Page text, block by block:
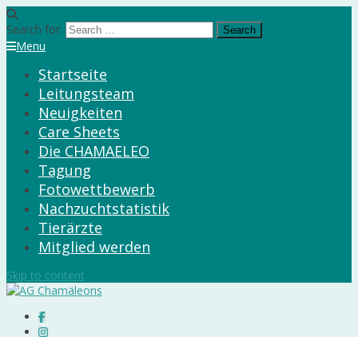
Search for:
Menu
Startseite
Leitungsteam
Neuigkeiten
Care Sheets
Die CHAMAELEO
Tagung
Fotowettbewerb
Nachzuchtstatistik
Tierärzte
Mitglied werden
Skip to content